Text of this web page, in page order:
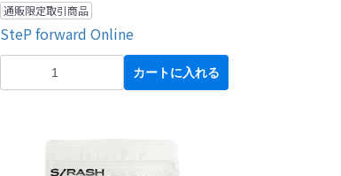
通販限定取引商品
SteP forward Online
カートに入れる